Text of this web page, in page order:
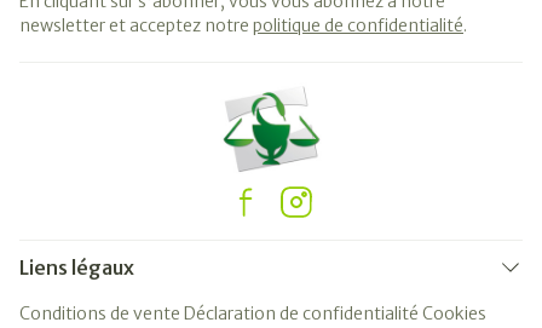
newsletter et acceptez notre politique de confidentialité.
Liens légaux
Conditions de vente Déclaration de confidentialité Cookies